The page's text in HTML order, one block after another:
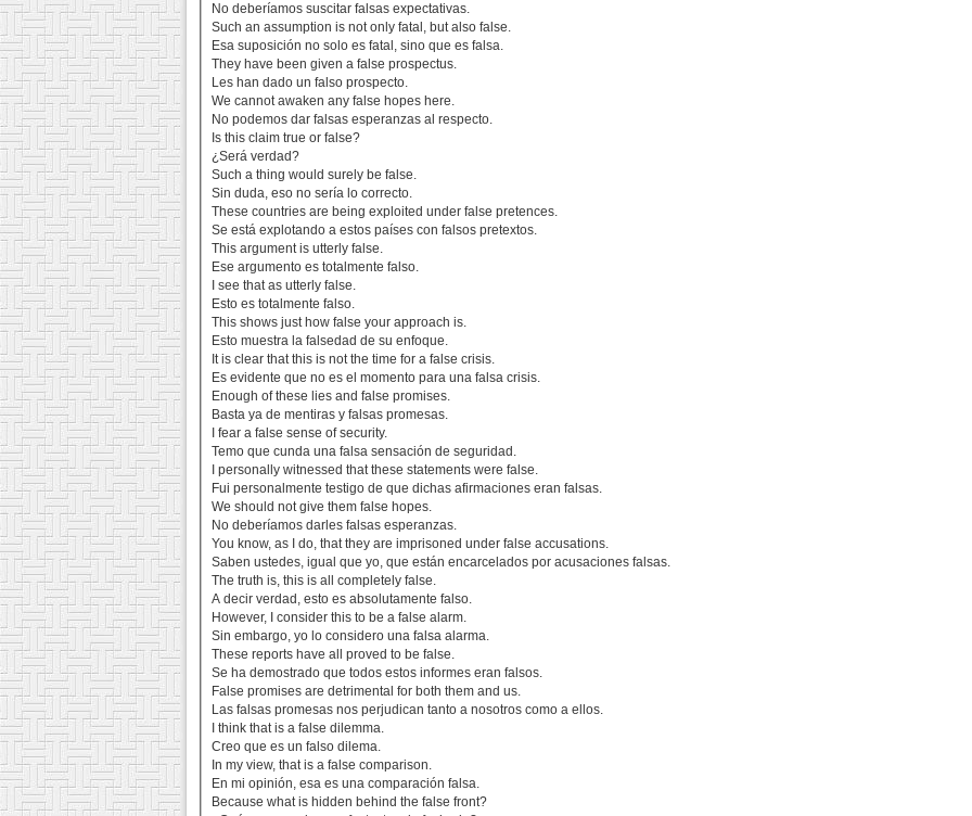
No deberíamos suscitar falsas expectativas.
Such an assumption is not only fatal, but also false.
Esa suposición no solo es fatal, sino que es falsa.
They have been given a false prospectus.
Les han dado un falso prospecto.
We cannot awaken any false hopes here.
No podemos dar falsas esperanzas al respecto.
Is this claim true or false?
¿Será verdad?
Such a thing would surely be false.
Sin duda, eso no sería lo correcto.
These countries are being exploited under false pretences.
Se está explotando a estos países con falsos pretextos.
This argument is utterly false.
Ese argumento es totalmente falso.
I see that as utterly false.
Esto es totalmente falso.
This shows just how false your approach is.
Esto muestra la falsedad de su enfoque.
It is clear that this is not the time for a false crisis.
Es evidente que no es el momento para una falsa crisis.
Enough of these lies and false promises.
Basta ya de mentiras y falsas promesas.
I fear a false sense of security.
Temo que cunda una falsa sensación de seguridad.
I personally witnessed that these statements were false.
Fui personalmente testigo de que dichas afirmaciones eran falsas.
We should not give them false hopes.
No deberíamos darles falsas esperanzas.
You know, as I do, that they are imprisoned under false accusations.
Saben ustedes, igual que yo, que están encarcelados por acusaciones falsas.
The truth is, this is all completely false.
A decir verdad, esto es absolutamente falso.
However, I consider this to be a false alarm.
Sin embargo, yo lo considero una falsa alarma.
These reports have all proved to be false.
Se ha demostrado que todos estos informes eran falsos.
False promises are detrimental for both them and us.
Las falsas promesas nos perjudican tanto a nosotros como a ellos.
I think that is a false dilemma.
Creo que es un falso dilema.
In my view, that is a false comparison.
En mi opinión, esa es una comparación falsa.
Because what is hidden behind the false front?